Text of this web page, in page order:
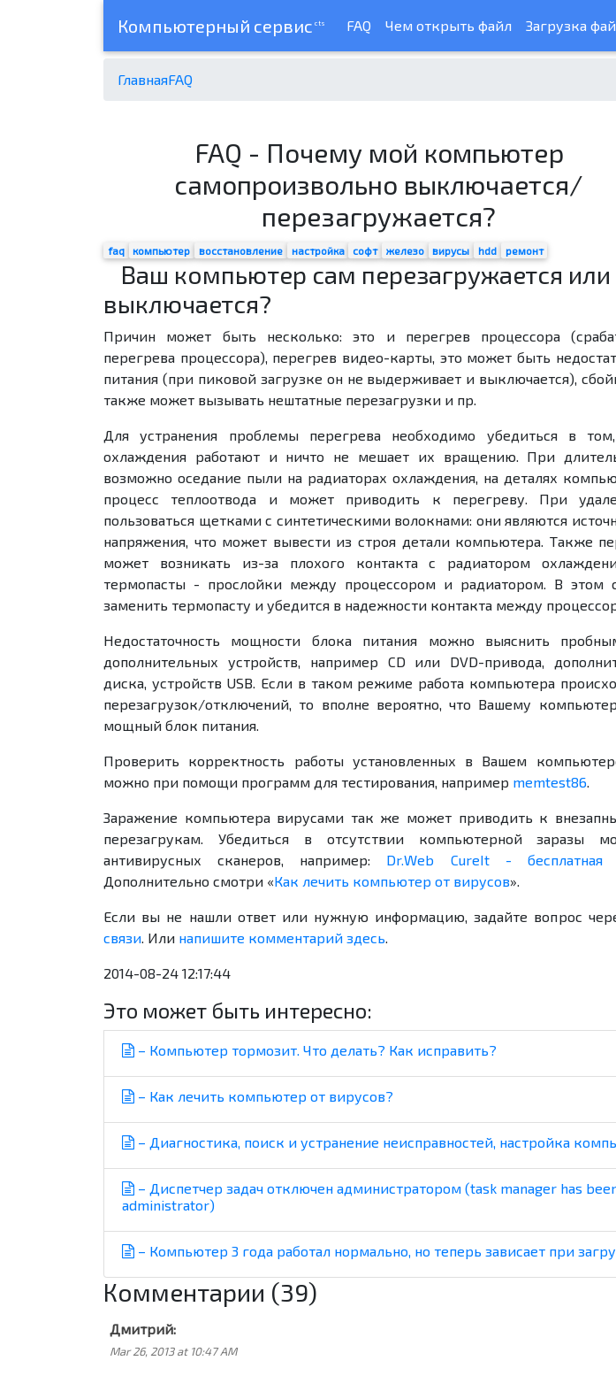
Компьютерный сервис cts FAQ Чем открыть файл Загрузка
ГлавнаяFAQ
FAQ - Почему мой компьютер
самопроизвольно выключается/
перезагружается?
faq компьютер восстановление настройка софт железо вирусы hdd ремонт
Ваш компьютер сам перезагружается
выключается?
Причин может быть несколько: это и перегрев процессора
перегрева процессора), перегрев видео-карты, это может быть
питания (при пиковой загрузке он не выдерживает и выключается),
также может вызывать нештатные перезагрузки и пр.
Для устранения проблемы перегрева необходимо убедиться в
охлаждения работают и ничто не мешает их вращению. При
возможно оседание пыли на радиаторах охлаждения, на деталях
процесс теплоотвода и может приводить к перегреву. При
пользоваться щетками с синтетическими волокнами: они являются
напряжения, что может вывести из строя детали компьютера. Также
может возникать из-за плохого контакта с радиатором
термопасты - прослойки между процессором и радиатором. В этом
заменить термопасту и убедится в надежности контакта между
Недостаточность мощности блока питания можно выяснить
дополнительных устройств, например CD или DVD-привода,
диска, устройств USB. Если в таком режиме работа компьютера
перезагрузок/отключений, то вполне вероятно, что Вашему
мощный блок питания.
Проверить корректность работы установленных в Вашем
можно при помощи программ для тестирования, например memtest86.
Заражение компьютера вирусами так же может приводить к
перезагрукам. Убедиться в отсутствии компьютерной заразы
антивирусных сканеров, например: Dr.Web CureIt - бесплатная
Дополнительно смотри «Как лечить компьютер от вирусов».
Если вы не нашли ответ или нужную информацию, задайте вопрос
связи. Или напишите комментарий здесь.
2014-08-24 12:17:44
Это может быть интересно:
– Компьютер тормозит. Что делать? Как исправить?
– Как лечить компьютер от вирусов?
– Диагностика, поиск и устранение неисправностей, настройка
– Диспетчер задач отключен администратором (task manager has
administrator)
– Компьютер 3 года работал нормально, но теперь зависает при
Комментарии (39)
Дмитрий:
Mar 26, 2013 at 10:47 AM